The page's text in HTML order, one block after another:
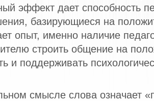
эффект дает способность
базирующиеся на
опыт, именно наличие
строить общение на
и поддерживать
смысле слова означает